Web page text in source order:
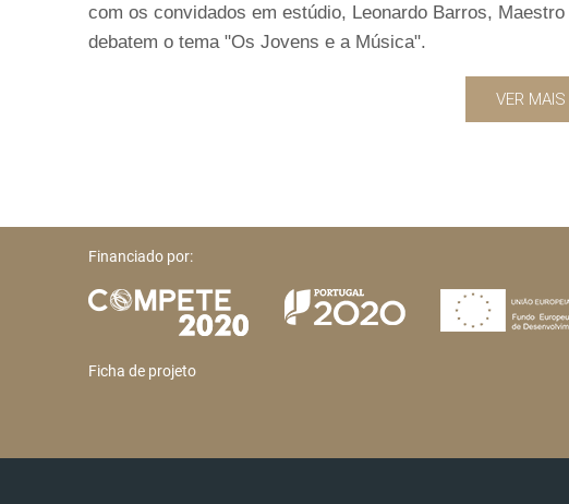
com os convidados em estúdio, Leonardo Barros,
debatem o tema "Os Jovens e a Música".
VER MAIS
Financiado por:
Ficha de projeto